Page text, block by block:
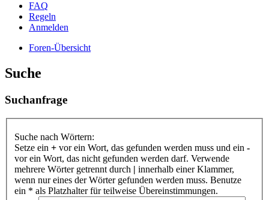
FAQ
Regeln
Anmelden
Foren-Übersicht
Suche
Suchanfrage
Suche nach Wörtern:
Setze ein + vor ein Wort, das gefunden werden muss und ein -
vor ein Wort, das nicht gefunden werden darf. Verwende
mehrere Wörter getrennt durch | innerhalb einer Klammer,
wenn nur eines der Wörter gefunden werden muss. Benutze
ein * als Platzhalter für teilweise Übereinstimmungen.